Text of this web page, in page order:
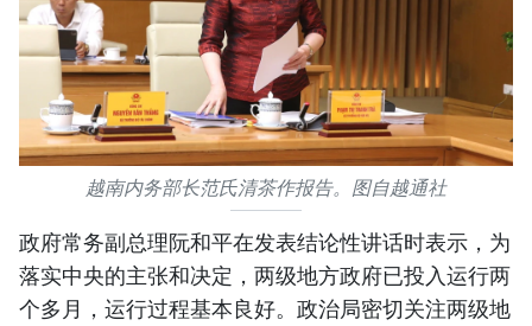
越南内务部长范氏清茶作报告。图自越通社
政府常务副总理阮和平在发表结论性讲话时表示，为
落实中央的主张和决定，两级地方政府已投入运行两
个多月，运行过程基本良好。政治局密切关注两级地